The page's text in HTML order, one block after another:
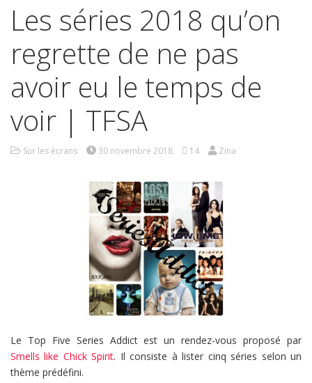
Les séries 2018 qu’on
regrette de ne pas
avoir eu le temps de
voir | TFSA
Sur les écrans 30 novembre 2018 14 Zina
Le Top Five Series Addict est un rendez-vous proposé par
Smells like Chick Spirit. Il consiste à lister cinq séries selon un
thème prédéfini.